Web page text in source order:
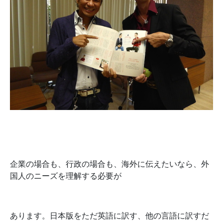
企業の場合も、行政の場合も、海外に伝えたいなら、外
国人のニーズを理解する必要が
あります。日本版をただ英語に訳す、他の言語に訳すだ